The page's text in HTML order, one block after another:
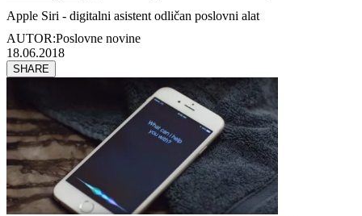
Apple Siri - digitalni asistent odličan poslovni alat
AUTOR:Poslovne novine
18.06.2018
SHARE